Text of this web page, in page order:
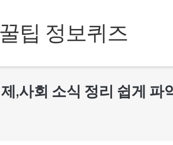
팁 정보퀴즈
,사회 소식 정리 쉽게 파